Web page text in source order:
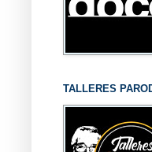
TALLERES